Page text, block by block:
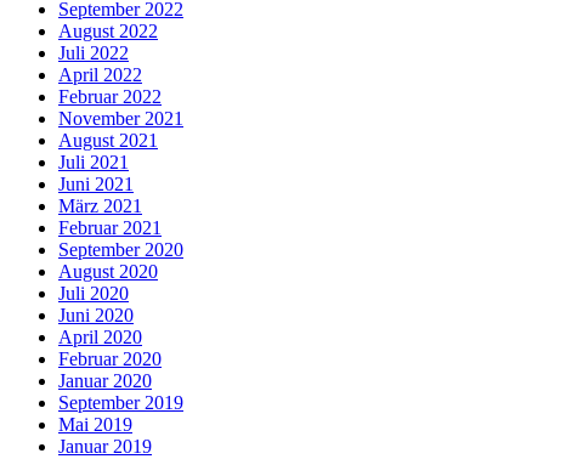
September 2022
August 2022
Juli 2022
April 2022
Februar 2022
November 2021
August 2021
Juli 2021
Juni 2021
März 2021
Februar 2021
September 2020
August 2020
Juli 2020
Juni 2020
April 2020
Februar 2020
Januar 2020
September 2019
Mai 2019
Januar 2019